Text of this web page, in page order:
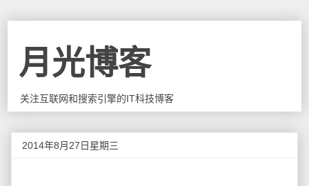
月光博客
关注互联网和搜索引擎的IT科技博客
2014年8月27日星期三